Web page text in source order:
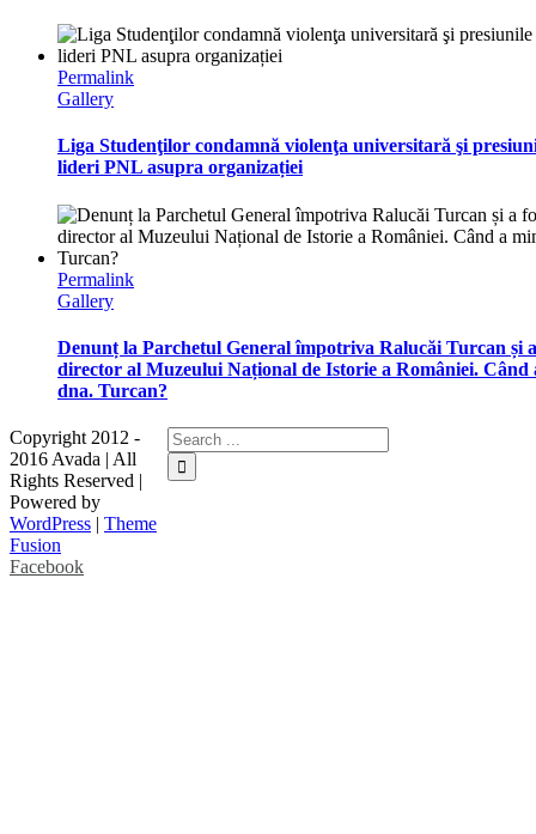
Permalink
Gallery
Liga Studenţilor condamnă violenţa universitară şi
lideri PNL asupra organizației
Permalink
Gallery
Denunț la Parchetul General împotriva Ralucăi Turcan și
director al Muzeului Național de Istorie a României. Când
dna. Turcan?
Copyright 2012 -
2016 Avada | All
Rights Reserved |
Powered by
WordPress | Theme
Fusion
Facebook